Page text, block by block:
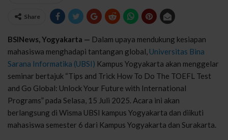
Share
BSINews, Yogyakarta — Dalam upaya mendukung kesiapan
mahasiswa menghadapi tantangan global, Universitas Bina
Sarana Informatika (UBSI) Kampus Yogyakarta akan menggelar
seminar bertajuk “Tips and Trick How To Do The TOEFL Test
and Go Global: Unlock Your Future with International
Programs” pada Selasa, 15 Juli 2025. Acara ini akan
berlangsung di Wisma UBSI kampus Yogyakarta dan diikuti
mahasiswa semester 6 dari Kampus Yogyakarta dan Surakarta.